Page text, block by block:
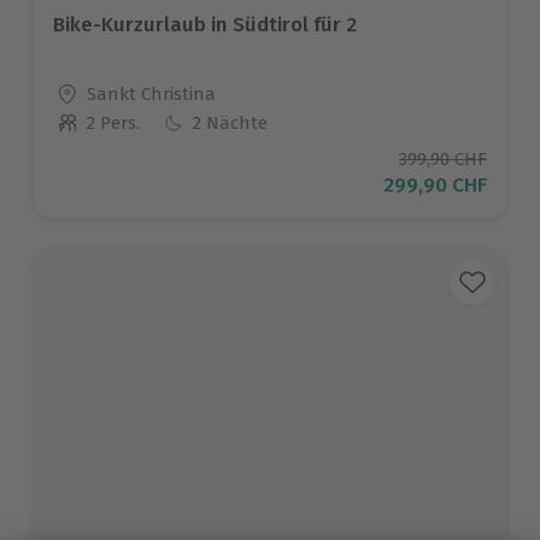
Bike-Kurzurlaub in Südtirol für 2
Standort
Sankt Christina
Anzahl der Teilnehmer
2 Pers.
2 Nächte
Ursprünglicher
399,90 CHF
Aktueller Preis
299,90 CHF